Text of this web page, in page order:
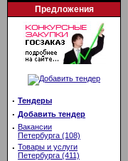
Предложения
· Тендеры
· Добавить тендер
· Вакансии
Петербурга (108)
· Товары и услуги
Петербурга (411)